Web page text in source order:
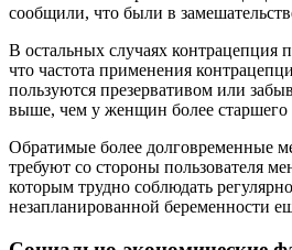
сообщили, что были в
В остальных случаях контрацепция
что частота применения
пользуются презервативом или
выше, чем у женщин более старшего
Обратимые более долговременные
требуют со стороны пользователя
которым трудно соблюдать
незапланированной беременности